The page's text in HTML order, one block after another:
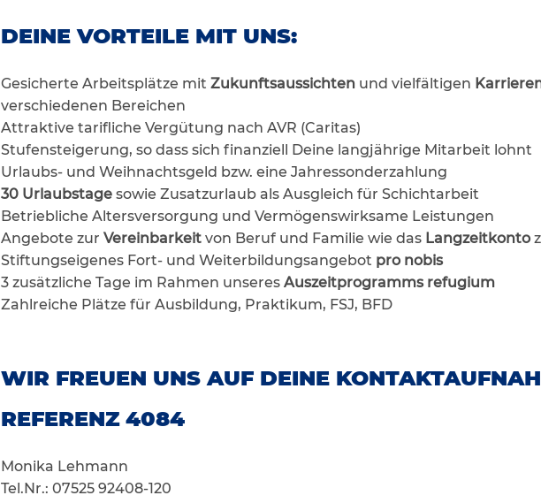
DEINE VORTEILE MIT UNS:
Gesicherte Arbeitsplätze mit Zukunftsaussichten und vielfältigen
verschiedenen Bereichen
Attraktive tarifliche Vergütung nach AVR (Caritas)
Stufensteigerung, so dass sich finanziell Deine langjährige Mitarbeit lohnt
Urlaubs- und Weihnachtsgeld bzw. eine Jahressonderzahlung
30 Urlaubstage sowie Zusatzurlaub als Ausgleich für Schichtarbeit
Betriebliche Altersversorgung und Vermögenswirksame Leistungen
Angebote zur Vereinbarkeit von Beruf und Familie wie das Langzeitkonto
Stiftungseigenes Fort- und Weiterbildungsangebot pro nobis
3 zusätzliche Tage im Rahmen unseres Auszeitprogramms refugium
Zahlreiche Plätze für Ausbildung, Praktikum, FSJ, BFD
WIR FREUEN UNS AUF DEINE
REFERENZ 4084
Monika Lehmann
Tel.Nr.: 07525 92408-120